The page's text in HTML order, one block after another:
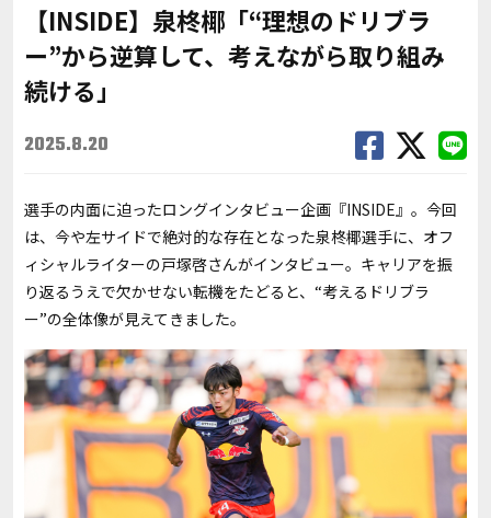
【INSIDE】泉柊椰「“理想のドリブラ
ー”から逆算して、考えながら取り組み
続ける」
2025.8.20
選手の内面に迫ったロングインタビュー企画『INSIDE』。今回
は、今や左サイドで絶対的な存在となった泉柊椰選手に、オフ
ィシャルライターの戸塚啓さんがインタビュー。キャリアを振
り返るうえで欠かせない転機をたどると、“考えるドリブラ
ー”の全体像が見えてきました。